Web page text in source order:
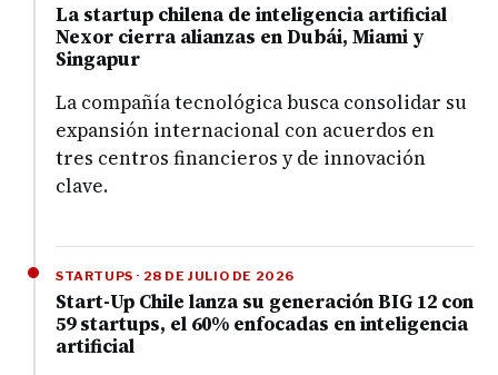
La startup chilena de inteligencia artificial
Nexor cierra alianzas en Dubái, Miami y
Singapur
La compañía tecnológica busca consolidar su
expansión internacional con acuerdos en
tres centros financieros y de innovación
clave.
STARTUPS · 28 DE JULIO DE 2026
Start-Up Chile lanza su generación BIG 12 con
59 startups, el 60% enfocadas en inteligencia
artificial